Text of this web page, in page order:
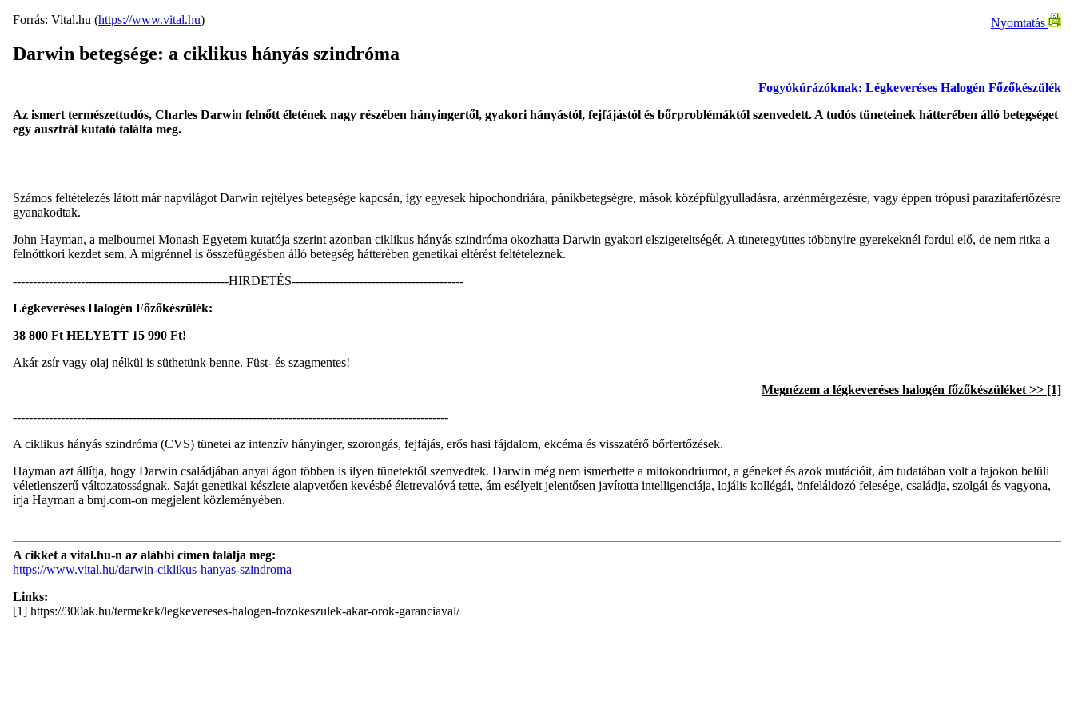
Nyomtatás
Forrás: Vital.hu (https://www.vital.hu)
Darwin betegsége: a ciklikus hányás szindróma
Fogyókúrázóknak: Légkeveréses Halogén Főzőkészülék
Az ismert természettudós, Charles Darwin felnőtt életének nagy részében hányingertől, gyakori hányástól, fejfájástól és bőrproblémáktól szenvedett. A tudós tüneteinek hátterében álló betegséget
egy ausztrál kutató találta meg.
Számos feltételezés látott már napvilágot Darwin rejtélyes betegsége kapcsán, így egyesek hipochondriára, pánikbetegségre, mások középfülgyulladásra, arzénmérgezésre, vagy éppen trópusi parazitafertőzésre
gyanakodtak.
John Hayman, a melbournei Monash Egyetem kutatója szerint azonban ciklikus hányás szindróma okozhatta Darwin gyakori elszigeteltségét. A tünetegyüttes többnyire gyerekeknél fordul elő, de nem ritka a
felnőttkori kezdet sem. A migrénnel is összefüggésben álló betegség hátterében genetikai eltérést feltételeznek.
------------------------------------------------------HIRDETÉS-------------------------------------------
Légkeveréses Halogén Főzőkészülék:
38 800 Ft HELYETT 15 990 Ft!
Akár zsír vagy olaj nélkül is süthetünk benne. Füst- és szagmentes!
Megnézem a légkeveréses halogén főzőkészüléket >> [1]
-------------------------------------------------------------------------------------------------------------
A ciklikus hányás szindróma (CVS) tünetei az intenzív hányinger, szorongás, fejfájás, erős hasi fájdalom, ekcéma és visszatérő bőrfertőzések.
Hayman azt állítja, hogy Darwin családjában anyai ágon többen is ilyen tünetektől szenvedtek. Darwin még nem ismerhette a mitokondriumot, a géneket és azok mutációit, ám tudatában volt a fajokon belüli
véletlenszerű változatosságnak. Saját genetikai készlete alapvetően kevésbé életrevalóvá tette, ám esélyeit jelentősen javította intelligenciája, lojális kollégái, önfeláldozó felesége, családja, szolgái és vagyona,
írja Hayman a bmj.com-on megjelent közleményében.
A cikket a vital.hu-n az alábbi címen találja meg:
https://www.vital.hu/darwin-ciklikus-hanyas-szindroma
Links:
[1] https://300ak.hu/termekek/legkevereses-halogen-fozokeszulek-akar-orok-garanciaval/